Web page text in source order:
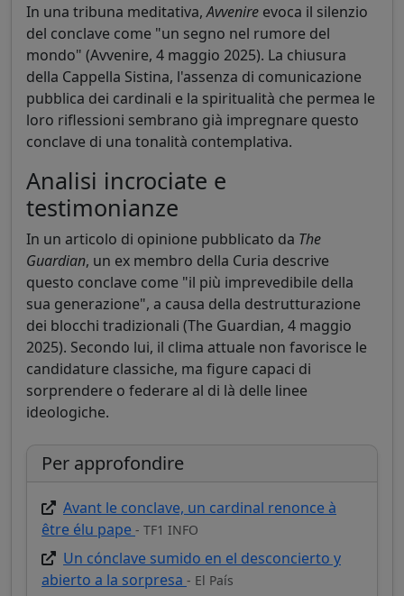
In una tribuna meditativa,Avvenire evoca il silenzio
del conclave come "un segno nel rumore del
mondo" (Avvenire, 4 maggio 2025). La chiusura
della Cappella Sistina, l'assenza di comunicazione
pubblica dei cardinali e la spiritualità che permea le
loro riflessioni sembrano già impregnare questo
conclave di una tonalità contemplativa.
Analisi incrociate e
testimonianze
In un articolo di opinione pubblicato da The
Guardian, un ex membro della Curia descrive
questo conclave come "il più imprevedibile della
sua generazione", a causa della destrutturazione
dei blocchi tradizionali (The Guardian, 4 maggio
2025). Secondo lui, il clima attuale non favorisce le
candidature classiche, ma figure capaci di
sorprendere o federare al di là delle linee
ideologiche.
Per approfondire
Avant le conclave, un cardinal renonce à
être élu pape - TF1 INFO
Un cónclave sumido en el desconcierto y
abierto a la sorpresa - El País